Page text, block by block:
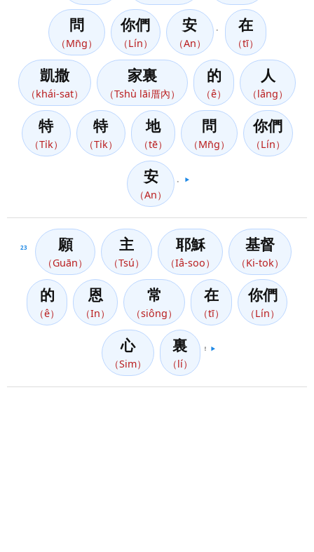
問
（Mn̄g）
你們
（Lín）
安
（An）
在
（tī）
凱撒
（khái-sat）
家裏
（Tshù lāi厝內）
的
（ê）
人
（lâng）
特
（Ti̍k）
特
（Ti̍k）
地
（tē）
問
（Mn̄g）
你們
（Lín）
安
（An）
▶️
23 願
（Guān）
主
（Tsú）
耶穌
（Iâ-soo）
基督
（Ki-tok）
的
（ê）
恩
（In）
常
（siông）
在
（tī）
你們
（Lín）
心
（Sim）
裏
（lí）
！ ▶️